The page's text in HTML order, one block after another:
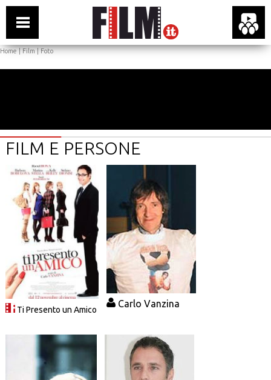
Home|Film|Foto
FILM E PERSONE
Ti Presento un Amico
Carlo Vanzina